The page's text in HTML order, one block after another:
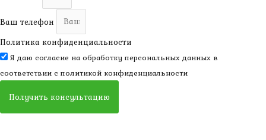
Ваш телефон
Политика конфиденциальности
Я даю согласие на обработку персональных данных в
соответствии с политикой конфиденциальности
Получить консультацию